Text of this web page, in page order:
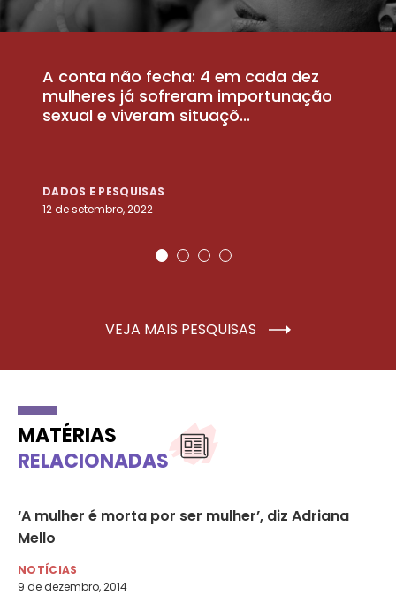
A conta não fecha: 4 em cada dez
mulheres já sofreram importunação
sexual e viveram situaçõ...
DADOS E PESQUISAS
12 de setembro, 2022
VEJA MAIS PESQUISAS
MATÉRIAS
RELACIONADAS
‘A mulher é morta por ser mulher’, diz Adriana
Mello
NOTÍCIAS
9 de dezembro, 2014